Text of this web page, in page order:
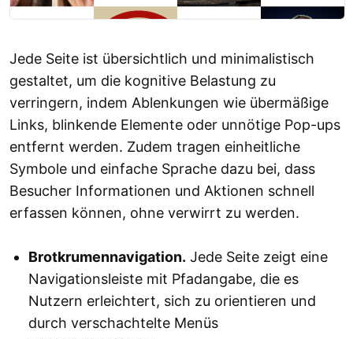
Jede Seite ist übersichtlich und minimalistisch
gestaltet, um die kognitive Belastung zu
verringern, indem Ablenkungen wie übermäßige
Links, blinkende Elemente oder unnötige Pop-ups
entfernt werden. Zudem tragen einheitliche
Symbole und einfache Sprache dazu bei, dass
Besucher Informationen und Aktionen schnell
erfassen können, ohne verwirrt zu werden.
Brotkrumennavigation. Jede Seite zeigt eine
Navigationsleiste mit Pfadangabe, die es
Nutzern erleichtert, sich zu orientieren und
durch verschachtelte Menüs